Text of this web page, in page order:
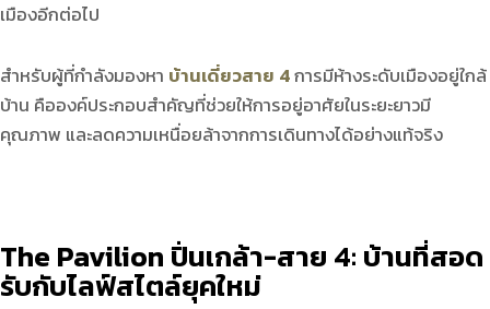
เมืองอีกต่อไป
สำหรับผู้ที่กำลังมองหา บ้านเดี่ยวสาย 4การมีห้างระดับเมืองอยู่ใกล้
บ้าน คือองค์ประกอบสำคัญที่ช่วยให้การอยู่อาศัยในระยะยาวมี
คุณภาพ และลดความเหนื่อยล้าจากการเดินทางได้อย่างแท้จริง
The Pavilionปิ่นเกล้า-สาย 4: บ้านที่สอด
รับกับไลฟ์สไตล์ยุคใหม่